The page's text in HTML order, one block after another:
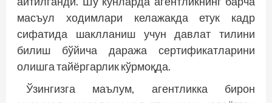
масъул ходимлари келажакда етук кадр
сифатида шаклланиш учун давлат тилини
билиш бўйича даража сертификатларини
олишга тайёргарлик кўрмоқда.
Ўзингизга маълум, агентликка бирон